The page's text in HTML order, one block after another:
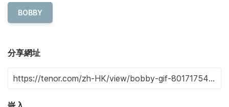
BOBBY
分享網址